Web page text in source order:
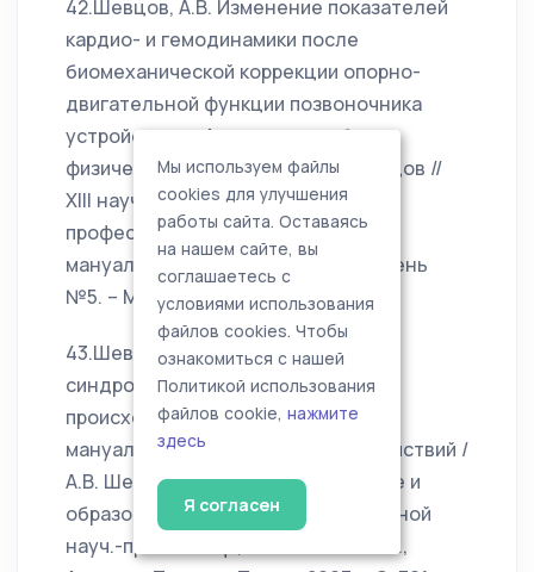
42.Шевцов, А.В. Изменение показателей
кардио- и гемодинамики после
биомеханической коррекции опорно-
двигательной функции позвоночника
устройством «Армос» и лечебных
физических упражнений / А.В. Шевцов //
XIII науч.-практ. конф. Московского
профессионального объединения
мануальных терапевтов. - Бюллетень
№5. – Москва, 2003. - С. 43-47.
43.Шевцов, А.В Снятие болевого
синдрома вертеброгенного
происхождения при сочетании
мануальных и суггестивных воздействий /
А.В. Шевцов, А.Н. Фомин // Здоровье и
образование: мат-лы Международной
науч.-практ. конф., 19-25 мая 2003 г.,
Мы используем файлы
cookies для улучшения
работы сайта. Оставаясь
на нашем сайте, вы
соглашаетесь с
условиями использования
файлов cookies. Чтобы
ознакомиться с нашей
Политикой использования
файлов cookie, нажмите
здесь
Я согласен